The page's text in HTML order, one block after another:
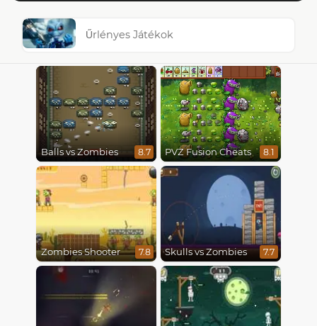
Űrlényes Játékok
Balls vs Zombies 8.7 PVZ Fusion Cheats 8.1
Zombies Shooter 7.8 Skulls vs Zombies 7.7